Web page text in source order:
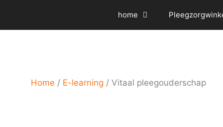
de
home
Home / E-learning / Vitaal pleegouderschap